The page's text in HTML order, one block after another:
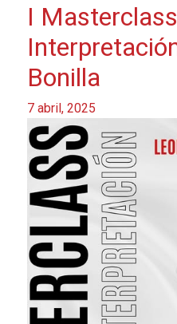
I
Bonilla
7 abril, 2025